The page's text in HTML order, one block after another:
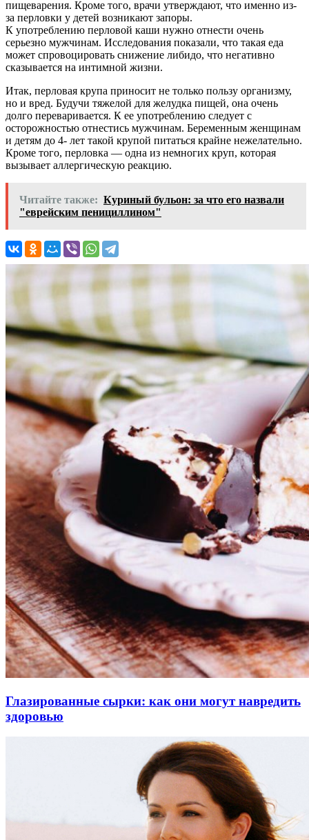
пищеварения. Кроме того, врачи утверждают, что именно из-
за перловки у детей возникают запоры.
К употреблению перловой каши нужно отнести очень
серьезно мужчинам. Исследования показали, что такая еда
может спровоцировать снижение либидо, что негативно
сказывается на интимной жизни.
Итак, перловая крупа приносит не только пользу организму,
но и вред. Будучи тяжелой для желудка пищей, она очень
долго переваривается. К ее употреблению следует с
осторожностью отнестись мужчинам. Беременным женщинам
и детям до 4- лет такой крупой питаться крайне нежелательно.
Кроме того, перловка — одна из немногих круп, которая
вызывает аллергическую реакцию.
Читайте также: Куриный бульон: за что его назвали
"еврейским пенициллином"
Глазированные сырки: как они могут навредить
здоровью